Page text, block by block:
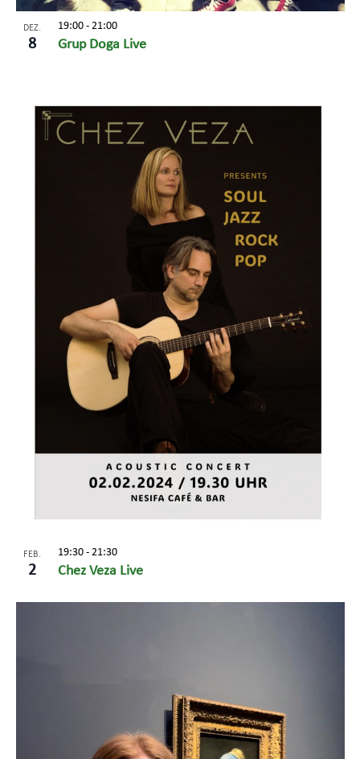
DEZ.
8 Grup Doga Live
19:00 - 21:00
FEB.
2 Chez Veza Live
19:30 - 21:30